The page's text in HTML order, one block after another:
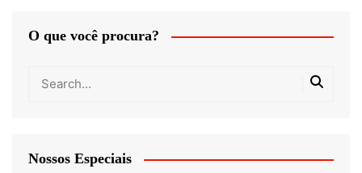
O que você procura?
Nossos Especiais